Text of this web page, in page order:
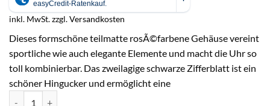
inkl. MwSt.zzgl.Versandkosten
Dieses formschöne teilmatte rosÃ©farbene Gehäuse vereint
sportliche wie auch elegante Elemente und macht die Uhr so
toll kombinierbar. Das zweilagige schwarze Zifferblatt ist ein
schöner Hingucker und ermöglicht eine